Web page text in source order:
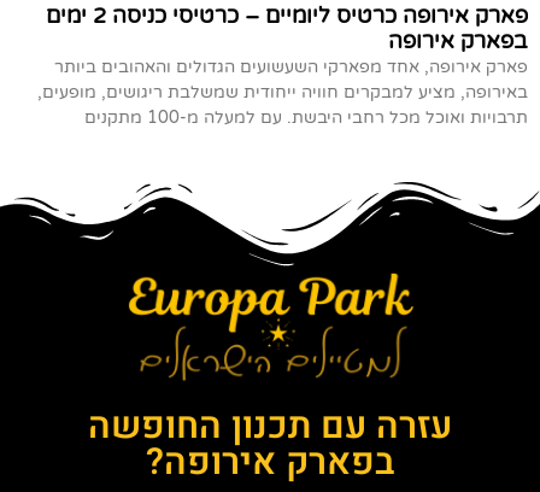
פארק אירופה כרטיס ליומיים – כרטיסי כניסה 2 ימים
בפארק אירופה
פארק אירופה, אחד מפארקי השעשועים הגדולים והאהובים ביותר
באירופה, מציע למבקרים חוויה ייחודית שמשלבת ריגושים, מופעים,
תרבויות ואוכל מכל רחבי היבשת. עם למעלה מ-100 מתקנים
עזרה עם תכנון החופשה
בפארק אירופה?